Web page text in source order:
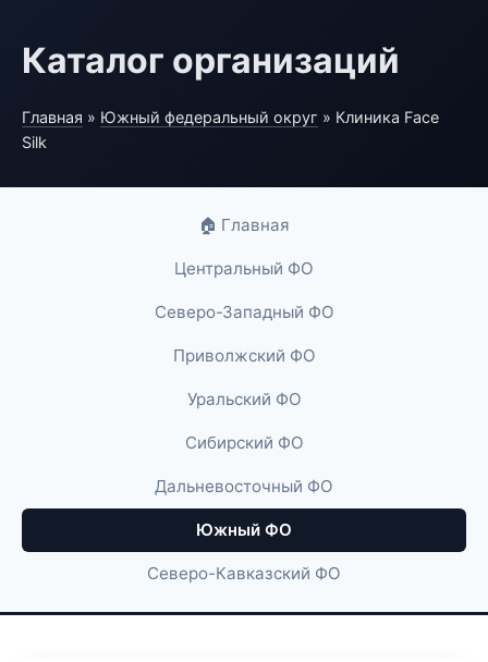
Каталог организаций
Главная » Южный федеральный округ » Клиника Face
Silk
🏠 Главная
Центральный ФО
Северо-Западный ФО
Приволжский ФО
Уральский ФО
Сибирский ФО
Дальневосточный ФО
Южный ФО
Северо-Кавказский ФО